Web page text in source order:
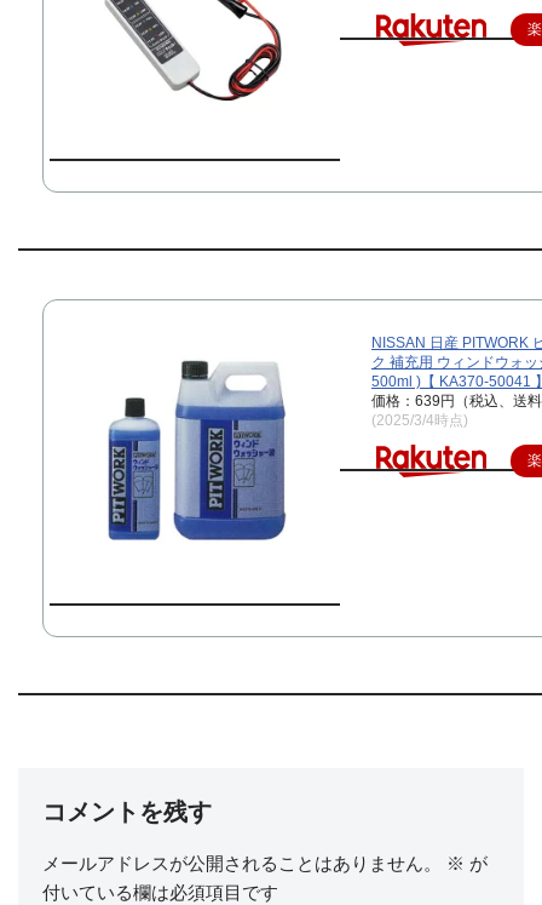
NISSAN 日産 PITWORK
ク 補充用 ウィンドウォ
500ml )【 KA370-50041
価格：639円（税込、送
(2025/3/4時点)
コメントを残す
メールアドレスが公開されることはありません。 ※ が
付いている欄は必須項目です